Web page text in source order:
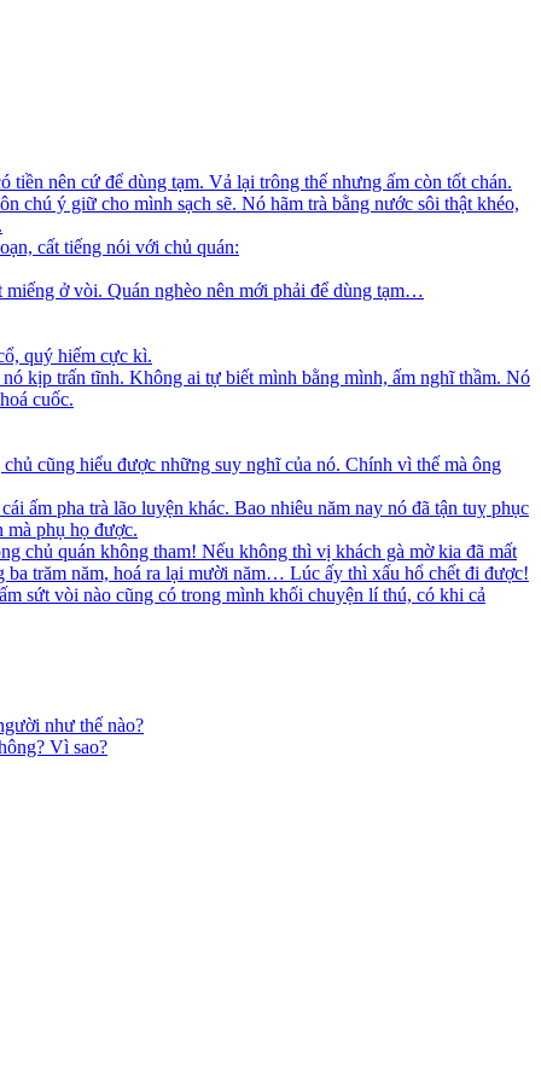
nên cứ để dùng tạm. Vả lại trông thế nhưng ấm còn tốt chán.
chú ý giữ cho mình sạch sẽ. Nó hãm trà bằng nước sôi thật khéo,
cất tiếng nói với chủ quán:
ở vòi. Quán nghèo nên mới phải để dùng tạm…
quý hiếm cực kì.
kịp trấn tĩnh. Không ai tự biết mình bằng mình, ấm nghĩ thầm. Nó
cuốc.
cũng hiểu được những suy nghĩ của nó. Chính vì thế mà ông
ấm pha trà lão luyện khác. Bao nhiêu năm nay nó đã tận tuỵ phục
phụ họ được.
chủ quán không tham! Nếu không thì vị khách gà mờ kia đã mất
ba trăm năm, hoá ra lại mười năm… Lúc ấy thì xấu hổ chết đi được!
sứt vòi nào cũng có trong mình khối chuyện lí thú, có khi cả
như thế nào?
Vì sao?